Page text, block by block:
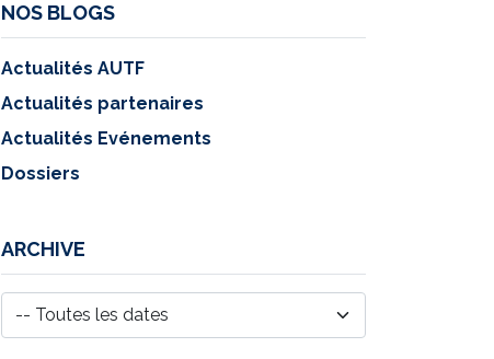
NOS BLOGS
Actualités AUTF
Actualités partenaires
Actualités Evénements
Dossiers
ARCHIVE